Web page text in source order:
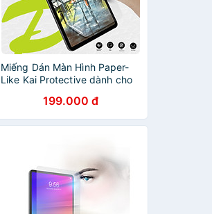
Miếng Dán Màn Hình Paper-
Like Kai Protective dành cho
Hàng chính hãng
199.000 đ